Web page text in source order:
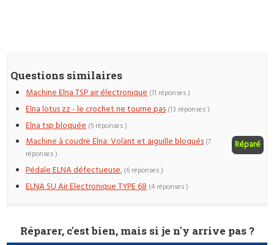
Questions similaires
Machine Elna TSP air électronique (11 réponses )
Elna lotus zz - le crochet ne tourne pas (13 réponses )
Elna tsp bloquée (5 réponses )
Machine à coudre Elna: Volant et aiguille bloqués Réparé
(7
réponses )
Pédale ELNA défectueuse. (6 réponses )
ELNA SU Air Electronique TYPE 68 (4 réponses )
Réparer, c'est bien, mais si je n'y arrive pas ?